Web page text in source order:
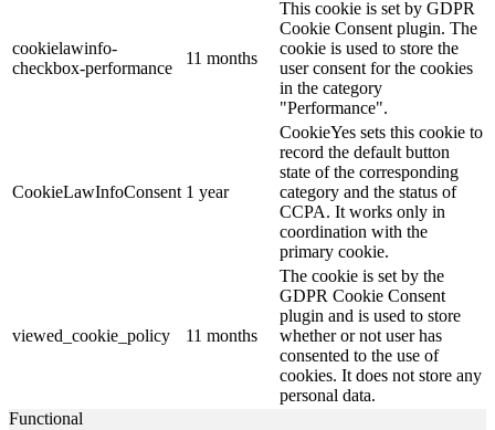
cookielawinfo-
checkbox-performance
11 months
This cookie is set by GDPR
Cookie Consent plugin. The
cookie is used to store the
user consent for the cookies
in the category
"Performance".
CookieLawInfoConsent 1 year
CookieYes sets this cookie to
record the default button
state of the corresponding
category and the status of
CCPA. It works only in
coordination with the
primary cookie.
viewed_cookie_policy 11 months
The cookie is set by the
GDPR Cookie Consent
plugin and is used to store
whether or not user has
consented to the use of
cookies. It does not store any
personal data.
Functional